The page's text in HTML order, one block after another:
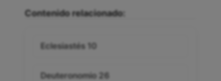
Contenido relacionado:
Eclesiastés 10
Deuteronomio 26